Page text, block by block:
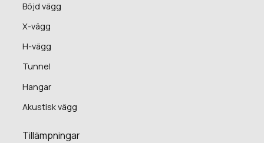
Böjd vägg
X-vägg
H-vägg
Tunnel
Hangar
Akustisk vägg
Tillämpningar